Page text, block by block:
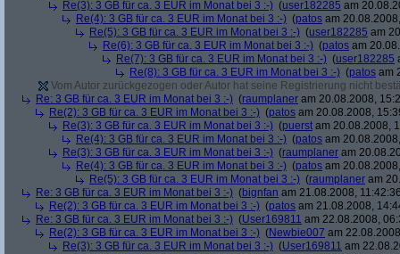
Re(3): 3 GB für ca. 3 EUR im Monat bei 3 :-) (user182285 am
Re(4): 3 GB für ca. 3 EUR im Monat bei 3 :-) (patos am
Re(5): 3 GB für ca. 3 EUR im Monat bei 3 :-) (user182285 am
Re(6): 3 GB für ca. 3 EUR im Monat bei 3 :-) (patos am
Re(7): 3 GB für ca. 3 EUR im Monat bei 3 :-) (user182285
Re(8): 3 GB für ca. 3 EUR im Monat bei 3 :-) (patos am
Vom Autor zurückgezogen oder Autor hat seine Registrierung nicht
Re: 3 GB für ca. 3 EUR im Monat bei 3 :-) (raumplaner am 20.08.2008,
Re(2): 3 GB für ca. 3 EUR im Monat bei 3 :-) (patos am 20.08.2008,
Re(3): 3 GB für ca. 3 EUR im Monat bei 3 :-) (puerst am 20.08.2008,
Re(4): 3 GB für ca. 3 EUR im Monat bei 3 :-) (patos am
Re(3): 3 GB für ca. 3 EUR im Monat bei 3 :-) (raumplaner am
Re(4): 3 GB für ca. 3 EUR im Monat bei 3 :-) (patos am
Re(5): 3 GB für ca. 3 EUR im Monat bei 3 :-) (raumplaner am
Re: 3 GB für ca. 3 EUR im Monat bei 3 :-) (bignfan am 21.08.2008,
Re(2): 3 GB für ca. 3 EUR im Monat bei 3 :-) (patos am 21.08.2008,
Re: 3 GB für ca. 3 EUR im Monat bei 3 :-) (User169811 am 22.08.2008,
Re(2): 3 GB für ca. 3 EUR im Monat bei 3 :-) (Newbie007 am
Re(3): 3 GB für ca. 3 EUR im Monat bei 3 :-) (User169811 am